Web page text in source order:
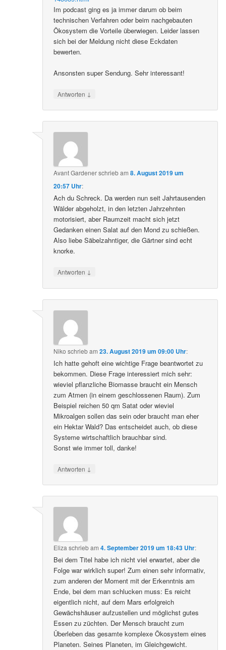
Im podcast ging es ja immer darum ob beim
technischen Verfahren oder beim nachgebauten
Ökosystem die Vorteile überwiegen. Leider lassen
sich bei der Meldung nicht diese Eckdaten
bewerten.
Ansonsten super Sendung. Sehr interessant!
Antworten ↓
Avant Gardenerschriebam8. August 2019 um
20:57 Uhr:
Ach du Schreck. Da werden nun seit Jahrtausenden
Wälder abgeholzt, in den letzten Jahrzehnten
motorisiert, aber Raumzeit macht sich jetzt
Gedanken einen Salat auf den Mond zu schießen.
Also liebe Säbelzahntiger, die Gärtner sind echt
knorke.
Antworten ↓
Niko schriebam23. August 2019 um 09:00 Uhr:
Ich hatte gehoft eine wichtige Frage beantwortet zu
bekommen. Diese Frage interessiert mich sehr:
wieviel pflanzliche Biomasse braucht ein Mensch
zum Atmen (in einem geschlossenen Raum). Zum
Beispiel reichen 50 qm Satat oder wieviel
Mikroalgen sollen das sein oder braucht man eher
ein Hektar Wald? Das entscheidet auch, ob diese
Systeme wirtschaftlich brauchbar sind.
Sonst wie immer toll, danke!
Antworten ↓
Eliza schriebam4. September 2019 um 18:43 Uhr:
Bei dem Titel habe ich nicht viel erwartet, aber die
Folge war wirklich super! Zum einen sehr informativ,
zum anderen der Moment mit der Erkenntnis am
Ende, bei dem man schlucken muss: Es reicht
eigentlich nicht, auf dem Mars erfolgreich
Gewächshäuser aufzustellen und möglichst gutes
Essen zu züchten. Der Mensch braucht zum
Überleben das gesamte komplexe Ökosystem eines
Planeten. Seines Planeten, im Gleichgewicht.